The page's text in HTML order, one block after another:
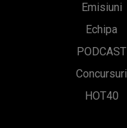
Emisiuni
Echipa
PODCAST
Concursuri
HOT40